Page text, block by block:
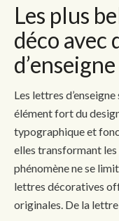
Les plus
déco avec
d’enseigne
Les lettres
élément fort du
typographique et
elles transformant
phénomène ne se
lettres décoratives
originales. De la lettre